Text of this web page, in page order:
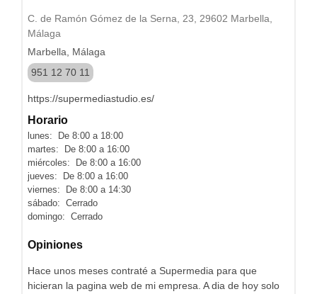
C. de Ramón Gómez de la Serna, 23, 29602 Marbella,
Málaga
Marbella, Málaga
951 12 70 11
https://supermediastudio.es/
Horario
lunes: De 8:00 a 18:00
martes: De 8:00 a 16:00
miércoles: De 8:00 a 16:00
jueves: De 8:00 a 16:00
viernes: De 8:00 a 14:30
sábado: Cerrado
domingo: Cerrado
Opiniones
Hace unos meses contraté a Supermedia para que
hicieran la pagina web de mi empresa. A dia de hoy solo